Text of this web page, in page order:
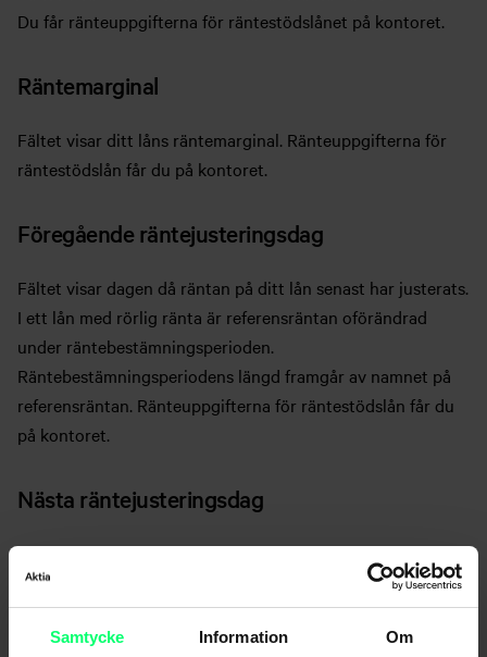
Samtycke Information Om
Du får ränteuppgifterna för räntestödslånet på kontoret.
Räntemarginal
Fältet visar ditt låns räntemarginal. Ränteuppgifterna för
räntestödslån får du på kontoret.
Föregående räntejusteringsdag
Fältet visar dagen då räntan på ditt lån senast har justerats.
I ett lån med rörlig ränta är referensräntan oförändrad
under räntebestämningsperioden.
Räntebestämningsperiodens längd framgår av namnet på
referensräntan. Ränteuppgifterna för räntestödslån får du
på kontoret.
Nästa räntejusteringsdag
Fältet visar dagen då räntan på ditt lån justeras följande
gång. I ett lån med rörlig ränta bibehålls referensräntans
värde under räntebestämningsperioden.
Räntebestämningsperiodens längd framgår av namnet på